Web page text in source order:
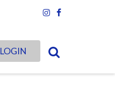
LOGIN